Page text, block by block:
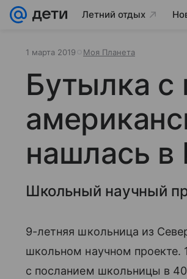
Летний отдых
1 марта 2019 Моя Планета
Бутылка с
нашлась в
Школьный научный
9-летняя школьница из
школьном научном проекте.
с посланием школьницы в